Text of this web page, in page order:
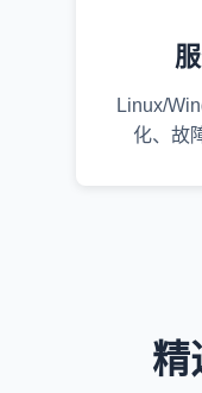
Linux/
化、故
精